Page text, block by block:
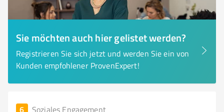
Sie möchten auch hier gelistet werden?
Registrieren Sie sich jetzt und werden Sie ein von
Kunden empfohlener ProvenExpert!
6 Soziales Engagement